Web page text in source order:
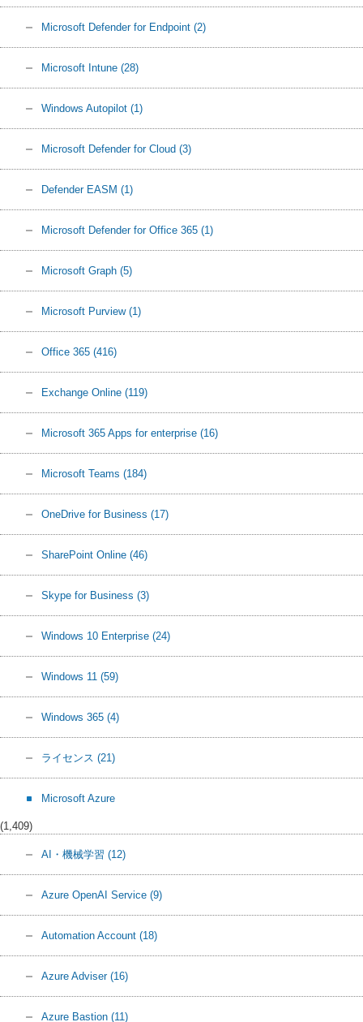
Microsoft Defender for Endpoint (2)
Microsoft Intune (28)
Windows Autopilot (1)
Microsoft Defender for Cloud (3)
Defender EASM (1)
Microsoft Defender for Office 365 (1)
Microsoft Graph (5)
Microsoft Purview (1)
Office 365 (416)
Exchange Online (119)
Microsoft 365 Apps for enterprise (16)
Microsoft Teams (184)
OneDrive for Business (17)
SharePoint Online (46)
Skype for Business (3)
Windows 10 Enterprise (24)
Windows 11 (59)
Windows 365 (4)
ライセンス (21)
Microsoft Azure
(1,409)
AI・機械学習 (12)
Azure OpenAI Service (9)
Automation Account (18)
Azure Adviser (16)
Azure Bastion (11)